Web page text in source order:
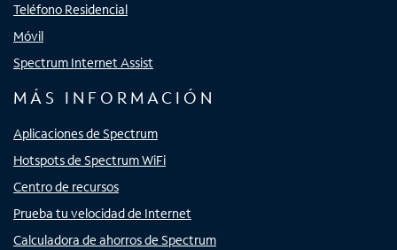
Teléfono Residencial
Móvil
Spectrum Internet Assist
MÁS INFORMACIÓN
Aplicaciones de Spectrum
Hotspots de Spectrum WiFi
Centro de recursos
Prueba tu velocidad de Internet
Calculadora de ahorros de Spectrum